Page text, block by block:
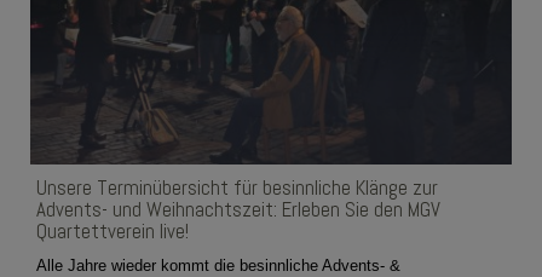
Unsere Terminübersicht für besinnliche Klänge zur
Advents- und Weihnachtszeit: Erleben Sie den MGV
Quartettverein live!
Alle Jahre wieder kommt die besinnliche Advents- &